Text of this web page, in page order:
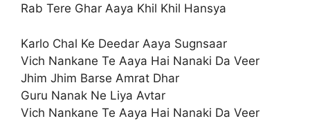
Rab Tere Ghar Aaya Khil Khil Hansya
Karlo Chal Ke Deedar Aaya Sugnsaar
Vich Nankane Te Aaya Hai Nanaki Da Veer
Jhim Jhim Barse Amrat Dhar
Guru Nanak Ne Liya Avtar
Vich Nankane Te Aaya Hai Nanaki Da Veer